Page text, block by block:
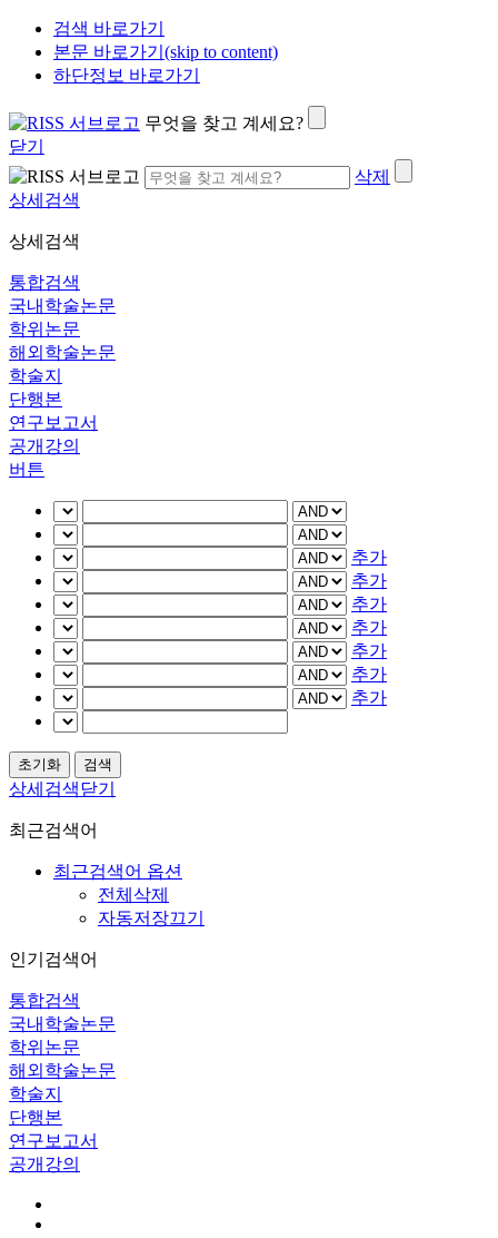
검색 바로가기
본문 바로가기(skip to content)
하단정보 바로가기
무엇을 찾고 계세요?
닫기
삭제
상세검색
상세검색
통합검색
국내학술논문
학위논문
해외학술논문
학술지
단행본
연구보고서
공개강의
버튼
추가
추가
추가
추가
추가
추가
추가
상세검색닫기
최근검색어
최근검색어 옵션
전체삭제
자동저장끄기
인기검색어
통합검색
국내학술논문
학위논문
해외학술논문
학술지
단행본
연구보고서
공개강의